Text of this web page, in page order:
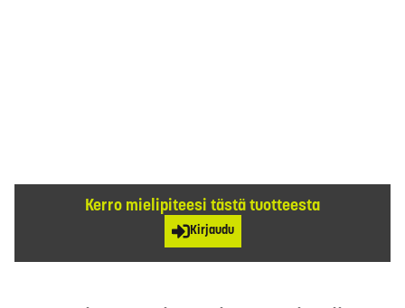
Kerro mielipiteesi tästä tuotteesta
Kirjaudu